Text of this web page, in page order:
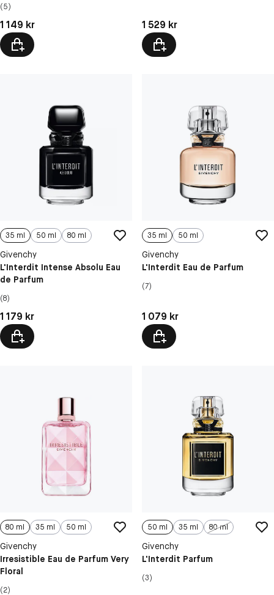
(5)
Pris: 1 149 kr
1 149 kr Pris: 1 529 kr
1 529 kr
35 ml 50 ml 80 ml
Givenchy
L'Interdit Intense Absolu Eau
de Parfum
(8)
Pris: 1 179 kr
1 179 kr
35 ml 50 ml
Givenchy
L'Interdit Eau de Parfum
(7)
Pris: 1 079 kr
1 079 kr
80 ml 35 ml 50 ml
Givenchy
Irresistible Eau de Parfum Very
Floral
(2)
50 ml 35 ml 80 ml
Givenchy
L'Interdit Parfum
(3)